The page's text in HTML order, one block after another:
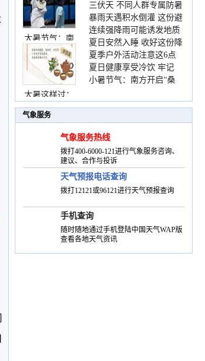
大暑节气：南
大暑这样过：
三伏天 不同人群专属防暑
要点请收好
暴雨天遇积水倒灌 这份避
险提示请收好
连续强降雨可能诱发地质
灾害 这些前兆要知道
夏日安然入睡 收好这份降
温小贴士
夏季户外活动注意这6点
防暑健身两不误
夏日健康享受冷饮 牢记
“两注意一控制”
小暑节气：南方开启“桑
季
气象服务
气象服务热线
拨打400-6000-121进行气象服务咨询、
建议、合作与投诉
天气预报电话查询
拨打12121或96121进行天气预报查询
手机查询
随时随地通过手机登陆中国天气WAP版
查看各地天气资讯